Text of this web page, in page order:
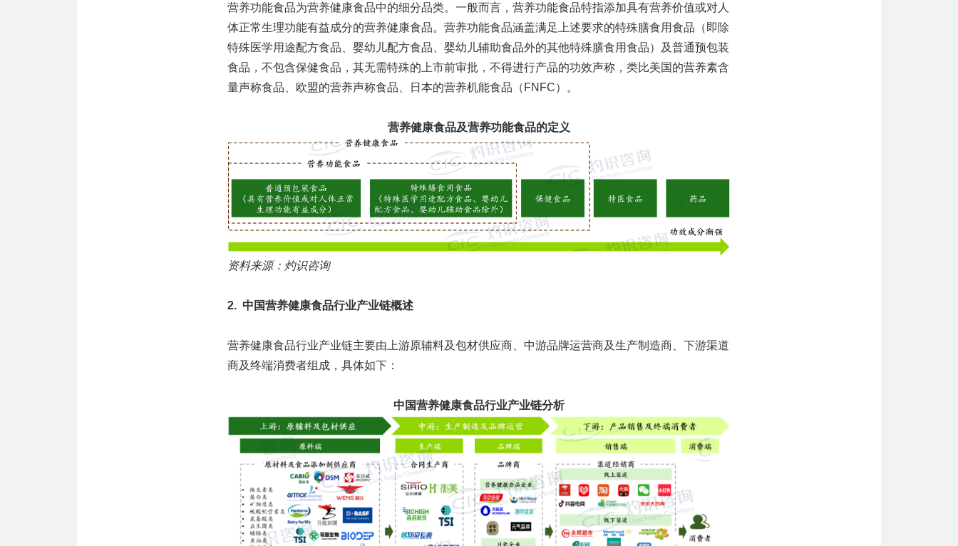
营养功能食品为营养健康食品中的细分品类。一般而言，营养功能食品特指添加具有营养价值或对人
体正常生理功能有益成分的营养健康食品。营养功能食品涵盖满足上述要求的特殊膳食用食品（即除
特殊医学用途配方食品、婴幼儿配方食品、婴幼儿辅助食品外的其他特殊膳食用食品）及普通预包装
食品，不包含保健食品，其无需特殊的上市前审批，不得进行产品的功效声称，类比美国的营养素含
量声称食品、欧盟的营养声称食品、日本的营养机能食品（FNFC）。
营养健康食品及营养功能食品的定义
资料来源：灼识咨询
2. 中国营养健康食品行业产业链概述
营养健康食品行业产业链主要由上游原辅料及包材供应商、中游品牌运营商及生产制造商、下游渠道
商及终端消费者组成，具体如下：
中国营养健康食品行业产业链分析